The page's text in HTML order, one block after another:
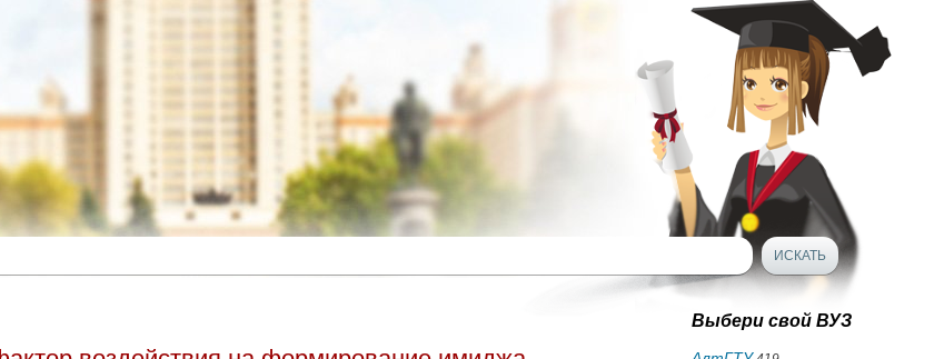
Выбери свой ВУЗ